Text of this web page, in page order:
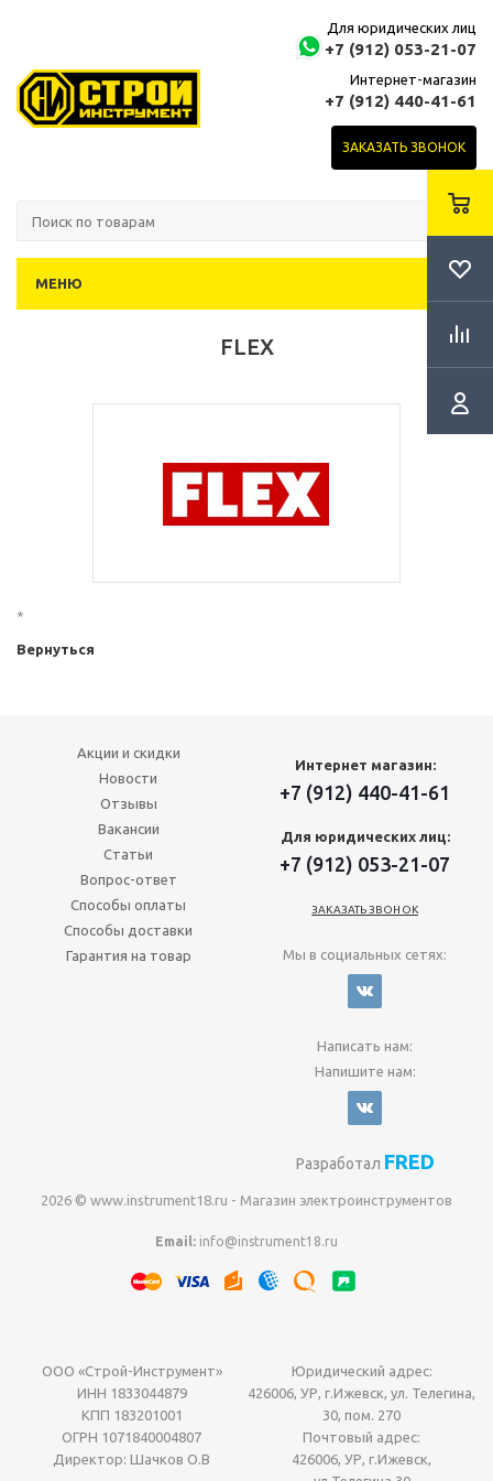
Для юридических лиц
+7 (912) 053-21-07
Интернет-магазин
+7 (912) 440-41-61
ЗАКАЗАТЬ ЗВОНОК
МЕНЮ
FLEX
*
Вернуться
Акции и скидки
Новости
Отзывы
Вакансии
Статьи
Вопрос-ответ
Способы оплаты
Способы доставки
Гарантия на товар
Интернет магазин:
+7 (912) 440-41-61
Для юридических лиц:
+7 (912) 053-21-07
ЗАКАЗАТЬ ЗВОНОК
Мы в социальных сетях:
Написать нам:
Напишите нам:
Разработал FRED
2026 © www.instrument18.ru - Магазин электроинструментов
Email: info@instrument18.ru
ООО «Строй-Инструмент»
ИНН 1833044879
КПП 183201001
ОГРН 1071840004807
Директор: Шачков О.В
Юридический адрес:
426006, УР, г.Ижевск, ул. Телегина,
30, пом. 270
Почтовый адрес:
426006, УР, г.Ижевск,